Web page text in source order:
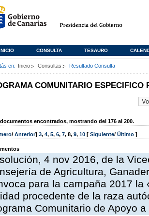
CONSULTA TESAURO
en: Inicio Consultas Resultado Consulta
COMUNITARIO ESPECIFICO
encontrados, mostrando del 176 al 200.
/ Anterior] 3, 4, 5, 6, 7, 8, 9, 10 [ Siguiente/ Último ]
4 nov 2016, de la
de Agricultura,
para la campaña 2017
procedente de la raza
Comunitario de Apoyo